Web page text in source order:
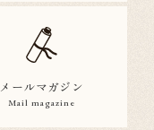
メールマガジン
Mail magazine